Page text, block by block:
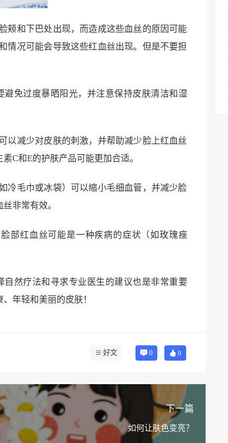
颊和下巴处出现，而造成这些血丝的原因可能
情况可能会导致这些红血丝出现。但是不要担
免过度暴晒阳光，并注意保持皮肤清洁和湿
以减少对皮肤的刺激，并帮助减少脸上红血丝
C和E的护肤产品可能更加合适。
冷毛巾或冰袋）可以缩小毛细血管，并减少脸
非常有效。
部红血丝可能是一种疾病的症状（如玫瑰痤
然疗法和寻求专业医生的建议也是非常重要
年轻和美丽的皮肤！
好文 0 0
下一篇
如何让肤色变亮？